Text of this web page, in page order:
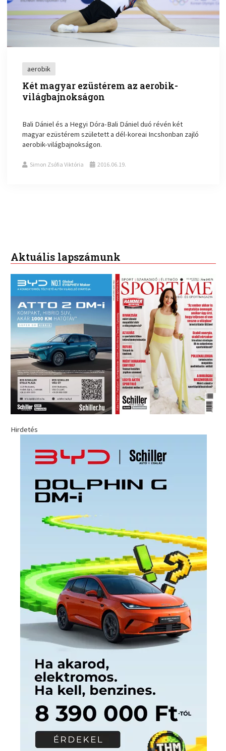
aerobik
Két magyar ezüstérem az aerobik-
világbajnokságon
Bali Dániel és a Hegyi Dóra-Bali Dániel duó révén két
magyar ezüstérem született a dél-koreai Incshonban zajló
aerobik-világbajnokságon.
Simon Zsófia Viktória 2016.06.19.
Aktuális lapszámunk
Hirdetés